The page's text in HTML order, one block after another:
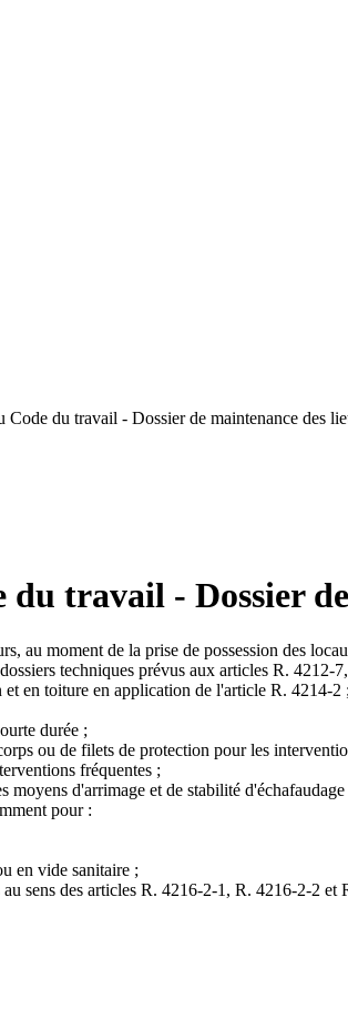
Code du travail - Dossier de maintenance des
du travail - Dossier
au moment de la prise de possession des
techniques prévus aux articles R.
et en toiture en application de l'article R. 4214-2 ;
durée ;
ou de filets de protection pour les
fréquentes ;
moyens d'arrimage et de stabilité
pour :
en vide sanitaire ;
sens des articles R. 4216-2-1, R. 4216-2-2